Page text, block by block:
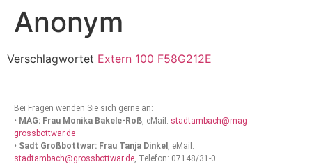
Anonym
Verschlagwortet Extern 100 F58G212E
Bei Fragen wenden Sie sich gerne an:
• MAG: Frau Monika Bakele-Roß, eMail: stadtambach@mag-
grossbottwar.de
• Sadt Großbottwar: Frau Tanja Dinkel , eMail:
stadtambach@grossbottwar.de, Telefon: 07148/31-0